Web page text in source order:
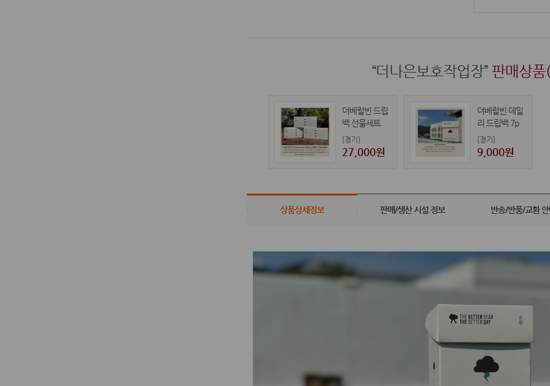
“더나은보호작업장” 판매상
더베럴빈 드립
백 선물세트
[경기]
27,000원
더베럴빈 데일
리 드립백 7p
[경기]
9,000원
상품상세정보 판매/생산 시설 정보 반송/반품/교환